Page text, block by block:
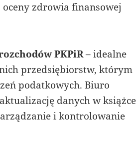
zdrowia finansowej
PKPiR– idealne
przedsiębiorstw, którym
podatkowych. Biuro
danych w książce
i kontrolowanie